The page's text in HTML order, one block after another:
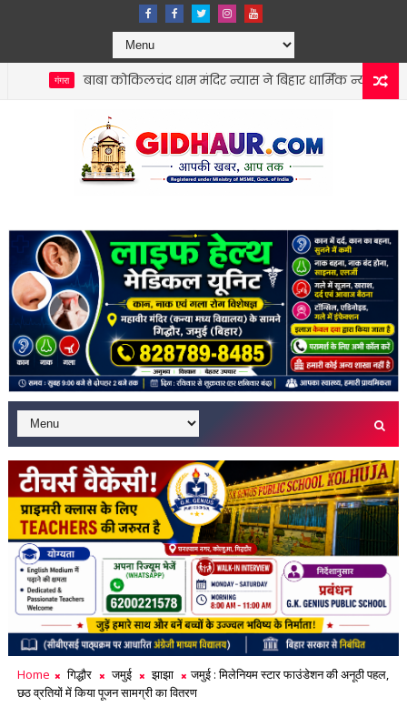
बाबा कोकिलचंद धाम मंदिर न्यास ने बिहार धार्मिक न्यास पर्षद को सौंपी
Home गिद्धौर जमुई झाझा
जमुई : मिलेनियम स्टार फाउंडेशन की अनूठी पहल,
छठ व्रतियों में किया पूजन सामग्री का वितरण